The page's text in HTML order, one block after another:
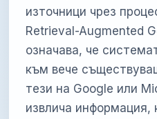
източници чрез
Retrieval-Augmented
означава, че
към вече
тези на Google или
извлича информация,